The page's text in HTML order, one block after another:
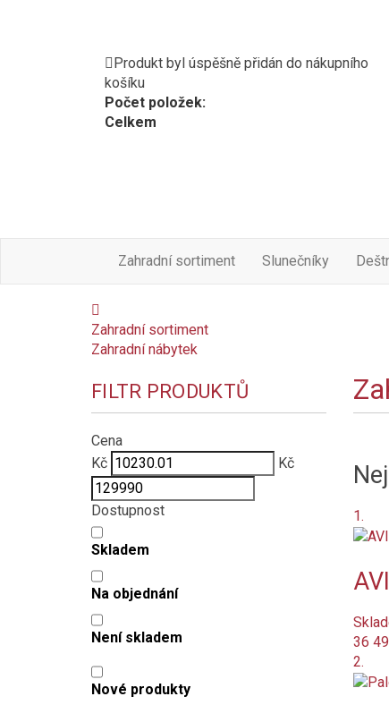
Produkt byl úspěšně přidán do nákupního
košíku
Počet položek:
Celkem
Zahradní sortiment Slunečníky
Zahradní sortiment
Zahradní nábytek
FILTR PRODUKTŮ
Cena
Kč
Kč
Dostupnost
Skladem
Na objednání
Není skladem
Nové produkty
1.
36
2.